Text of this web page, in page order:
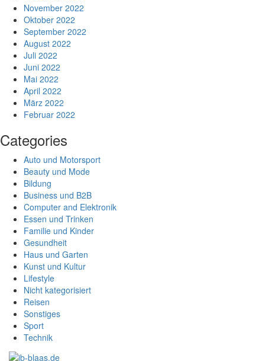
November 2022
Oktober 2022
September 2022
August 2022
Juli 2022
Juni 2022
Mai 2022
April 2022
März 2022
Februar 2022
Categories
Auto und Motorsport
Beauty und Mode
Bildung
Business und B2B
Computer and Elektronik
Essen und Trinken
Familie und Kinder
Gesundheit
Haus und Garten
Kunst und Kultur
Lifestyle
Nicht kategorisiert
Reisen
Sonstiges
Sport
Technik